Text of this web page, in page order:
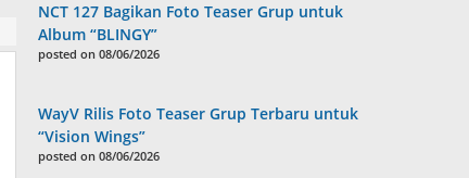
NCT 127 Bagikan Foto Teaser Grup untuk
Album “BLINGY”
posted on 08/06/2026
WayV Rilis Foto Teaser Grup Terbaru untuk
“Vision Wings”
posted on 08/06/2026